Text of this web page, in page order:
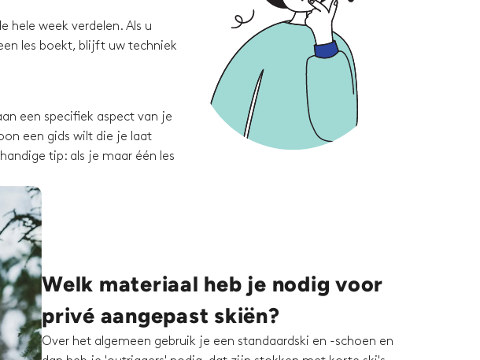
hele week verdelen. Als u
les boekt, blijft uw techniek
een specifiek aspect van je
een gids wilt die je laat
tip: als je maar één les
Welk materiaal heb je nodig voor
privé aangepast skiën?
Over het algemeen gebruik je een standaardski en -schoen en